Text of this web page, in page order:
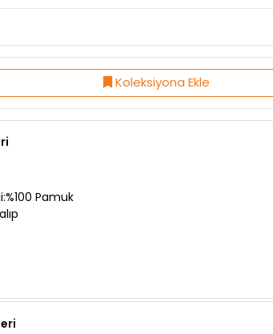
Koleksiyona Ekle
Pamuk